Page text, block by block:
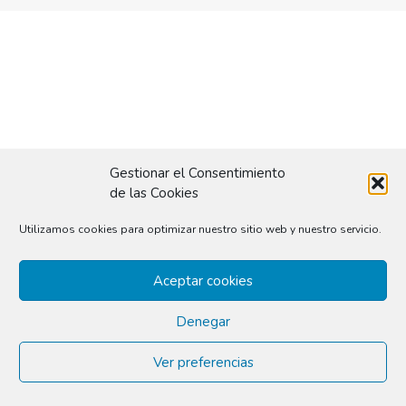
Gestionar el Consentimiento
de las Cookies
Utilizamos cookies para optimizar nuestro sitio web y nuestro servicio.
Aceptar cookies
Denegar
Ver preferencias